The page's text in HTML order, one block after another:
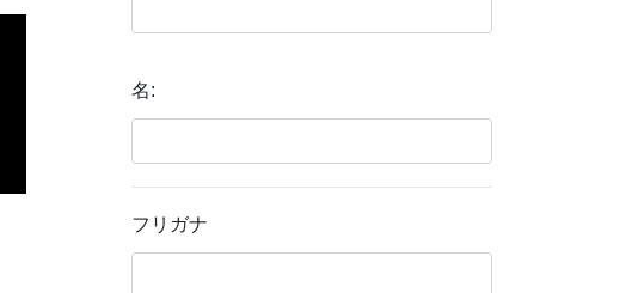
名:
フリガナ